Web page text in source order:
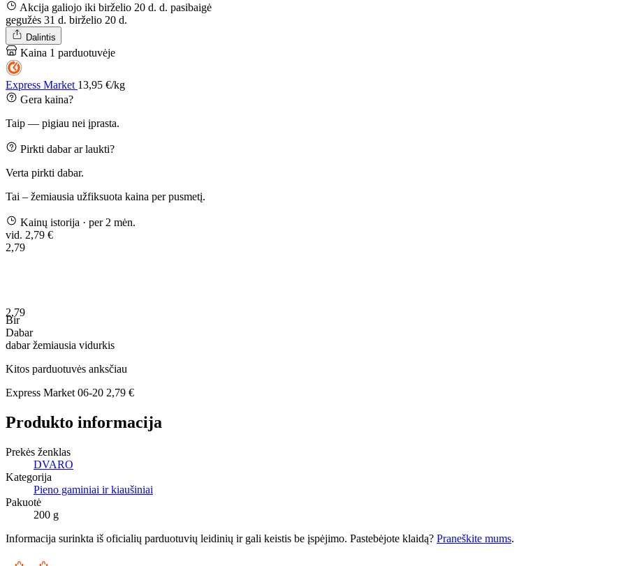
Akcija galiojo iki birželio 20 d. d. pasibaigė
gegužės 31 d. birželio 20 d.
Dalintis
Kaina 1 parduotuvėje
Express Market 13,95 €/kg
Gera kaina?
Taip — pigiau nei įprasta.
Pirkti dabar ar laukti?
Verta pirkti dabar.
Tai – žemiausia užfiksuota kaina per pusmetį.
Kainų istorija · per 2 mėn.
vid. 2,79 €
2,79
2,79
Bir
Dabar
dabaržemiausia vidurkis
Kitos parduotuvės anksčiau
Express Market 06-20 2,79 €
Produkto informacija
Prekės ženklas
DVARO
Kategorija
Pieno gaminiai ir kiaušiniai
Pakuotė
200 g
Informacija surinkta iš oficialių parduotuvių leidinių ir gali keistis be įspėjimo. Pastebėjote klaidą? Praneškite mums.